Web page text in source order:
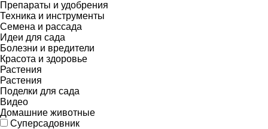
Препараты и удобрения
Техника и инструменты
Семена и рассада
Идеи для сада
Болезни и вредители
Красота и здоровье
Растения
Растения
Поделки для сада
Видео
Домашние животные
Суперсадовник